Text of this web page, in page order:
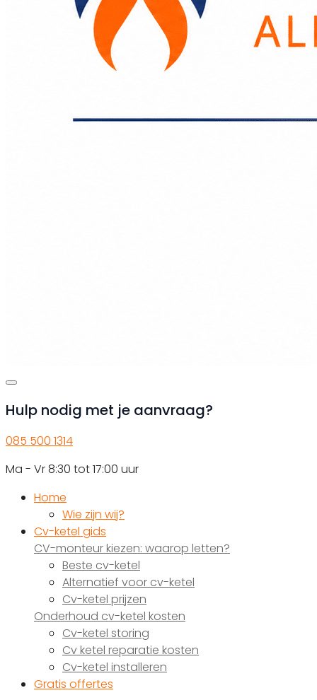
Hulp nodig met je aanvraag?
085 500 1314
Ma - Vr 8:30 tot 17:00 uur
Home
Wie zijn wij?
Cv-ketel gids
CV-monteur kiezen: waarop letten?
Beste cv-ketel
Alternatief voor cv-ketel
Cv-ketel prijzen
Onderhoud cv-ketel kosten
Cv-ketel storing
Cv ketel reparatie kosten
Cv-ketel installeren
Gratis offertes